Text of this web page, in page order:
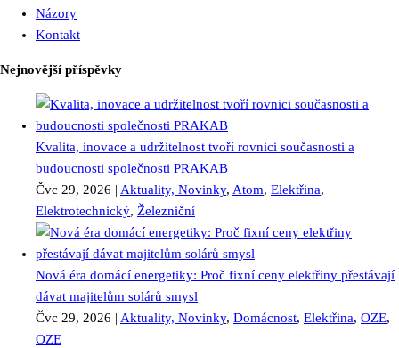
Názory
Kontakt
Nejnovější příspěvky
Kvalita, inovace a udržitelnost tvoří rovnici současnosti a
budoucnosti společnosti PRAKAB
Čvc 29, 2026 | Aktuality, Novinky, Atom, Elektřina,
Elektrotechnický, Železniční
Nová éra domácí energetiky: Proč fixní ceny elektřiny přestávají
dávat majitelům solárů smysl
Čvc 29, 2026 | Aktuality, Novinky, Domácnost, Elektřina, OZE,
OZE